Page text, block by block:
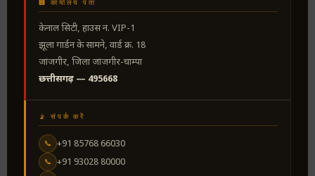
🏢 कार्यालय पता
केनाल सिटी, हाउस नं. VIP-1
झूला गार्डन के सामने, वार्ड क्र. 18
जांजगीर, जिला जांजगीर-चाम्पा
छत्तीसगढ़ — 495668
📡 संपर्क करें
📞 +91 85768 66030
📞 +91 93028 80000